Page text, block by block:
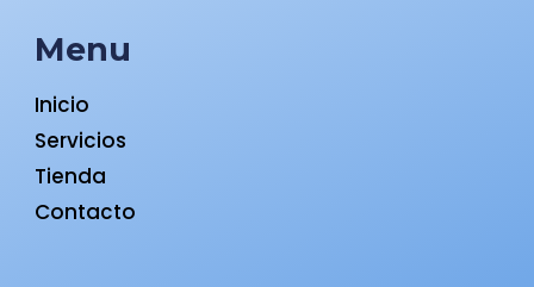
Menu
Inicio
Servicios
Tienda
Contacto